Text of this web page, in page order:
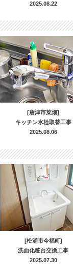
2025.08.22
[唐津市菜畑]
キッチン水栓取替工事
2025.08.06
[松浦市今福町]
洗面化粧台交換工事
2025.07.30